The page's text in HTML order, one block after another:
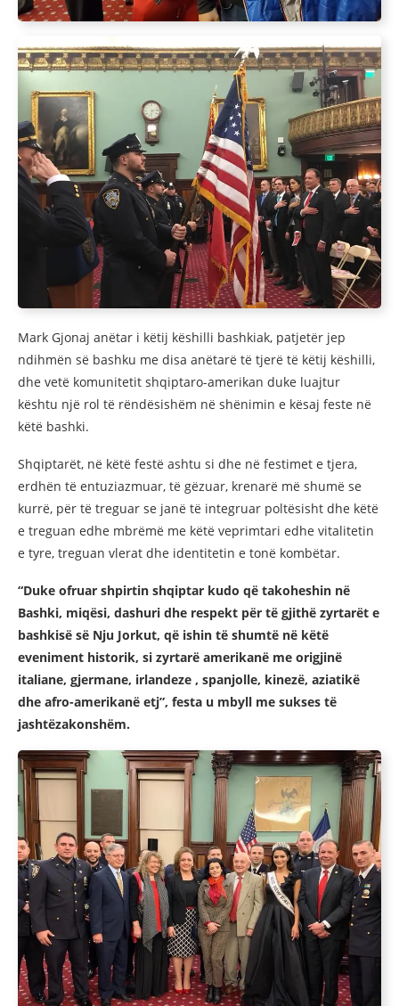
Mark Gjonaj anëtar i këtij këshilli bashkiak, patjetër jep
ndihmën së bashku me disa anëtarë të tjerë të këtij këshilli,
dhe vetë komunitetit shqiptaro-amerikan duke luajtur
kështu një rol të rëndësishëm në shënimin e kësaj feste në
këtë bashki.
Shqiptarët, në këtë festë ashtu si dhe në festimet e tjera,
erdhën të entuziazmuar, të gëzuar, krenarë më shumë se
kurrë, për të treguar se janë të integruar poltësisht dhe këtë
e treguan edhe mbrëmë me këtë veprimtari edhe vitalitetin
e tyre, treguan vlerat dhe identitetin e tonë kombëtar.
“Duke ofruar shpirtin shqiptar kudo që takoheshin në
Bashki, miqësi, dashuri dhe respekt për të gjithë zyrtarët e
bashkisë së Nju Jorkut, që ishin të shumtë në këtë
eveniment historik, si zyrtarë amerikanë me origjinë
italiane, gjermane, irlandeze , spanjolle, kinezë, aziatikë
dhe afro-amerikanë etj”, festa u mbyll me sukses të
jashtëzakonshëm.